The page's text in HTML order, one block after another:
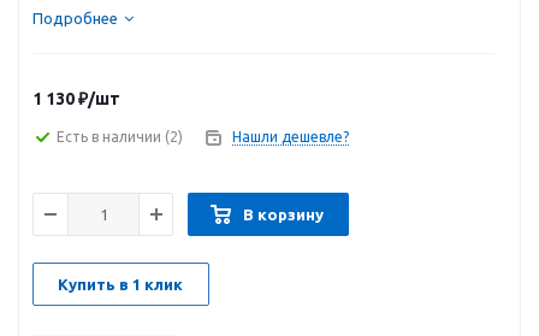
Подробнее
1 130₽/шт
Есть в наличии (2) Нашли дешевле?
В корзину
Купить в 1 клик